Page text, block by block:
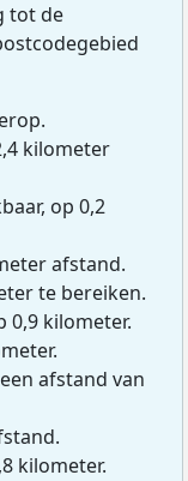
tot de
kilometer
op 0,2
afstand.
te bereiken.
0,9 kilometer.
afstand van
kilometer.